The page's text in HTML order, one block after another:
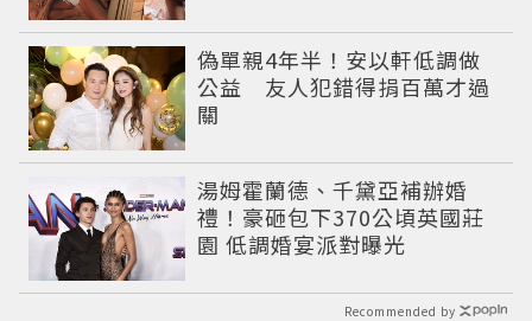
偽單親4年半！安以軒低調做
公益 友人犯錯得捐百萬才過
關
湯姆霍蘭德、千黛亞補辦婚
禮！豪砸包下370公頃英國莊
園 低調婚宴派對曝光
Recommended by